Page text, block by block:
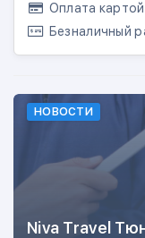
Оплата картой
Безналичный
НОВОСТИ
Niva Travel